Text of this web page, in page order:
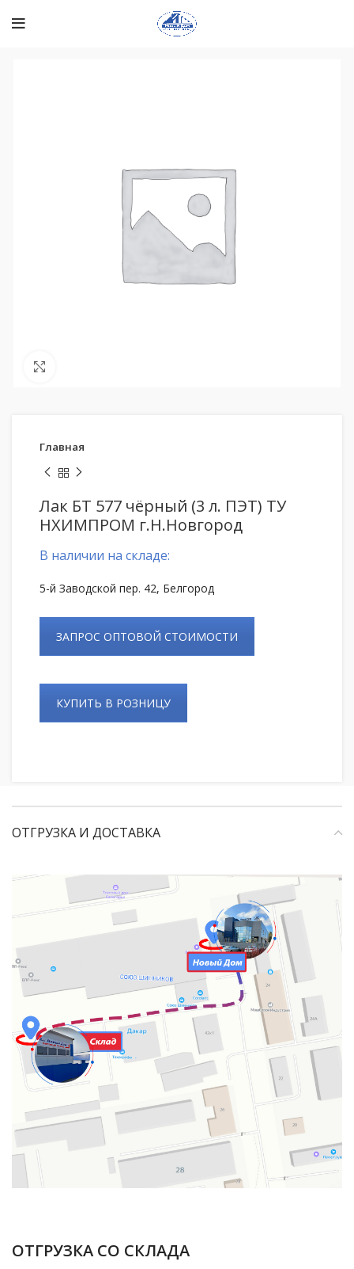
Главная
Лак БТ 577 чёрный (3 л. ПЭТ) ТУ
НХИМПРОМ г.Н.Новгород
В наличии на складе:
5-й Заводской пер. 42, Белгород
ЗАПРОС ОПТОВОЙ СТОИМОСТИ
КУПИТЬ В РОЗНИЦУ
ОТГРУЗКА И ДОСТАВКА
ОТГРУЗКА СО СКЛАДА